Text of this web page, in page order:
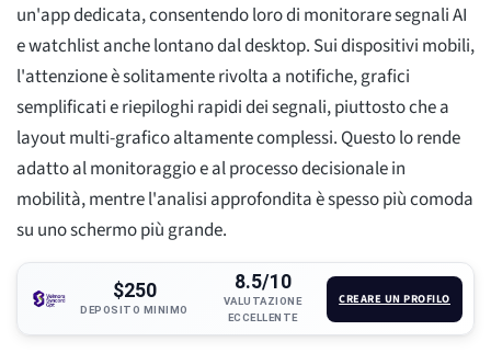
un'app dedicata, consentendo loro di monitorare segnali AI
e watchlist anche lontano dal desktop. Sui dispositivi mobili,
l'attenzione è solitamente rivolta a notifiche, grafici
semplificati e riepiloghi rapidi dei segnali, piuttosto che a
layout multi-grafico altamente complessi. Questo lo rende
adatto al monitoraggio e al processo decisionale in
mobilità, mentre l'analisi approfondita è spesso più comoda
su uno schermo più grande.
$250
DEPOSITO MINIMO
8.5/10
VALUTAZIONE
ECCELLENTE
CREARE UN PROFILO